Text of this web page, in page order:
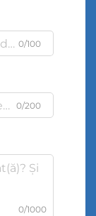
0/100
0/200
0/1000